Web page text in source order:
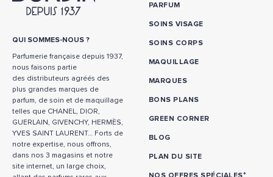
QUI SOMMES-NOUS ?
Parfumerie française depuis 1937,
nous faisons partie
des distributeurs agréés des
plus grandes marques de
parfum, de soin et de maquillage
telles que CHANEL, DIOR,
GUERLAIN, GIVENCHY, HERMÈS,
YVES SAINT LAURENT… Forts de
notre expertise, nous offrons,
dans nos 3 magasins et notre
site internet, un large choix,
PARFUM
SOINS VISAGE
SOINS CORPS
MAQUILLAGE
MARQUES
BONS PLANS
GREEN CORNER
BLOG
PLAN DU SITE